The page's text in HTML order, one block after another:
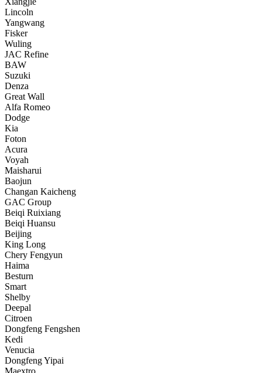
Lincoln
Yangwang
Fisker
Wuling
JAC Refine
BAW
Suzuki
Denza
Great Wall
Alfa Romeo
Dodge
Kia
Foton
Acura
Voyah
Maisharui
Baojun
Changan Kaicheng
GAC Group
Beiqi Ruixiang
Beiqi Huansu
Beijing
King Long
Chery Fengyun
Haima
Besturn
Smart
Shelby
Deepal
Citroen
Dongfeng Fengshen
Kedi
Venucia
Dongfeng Yipai